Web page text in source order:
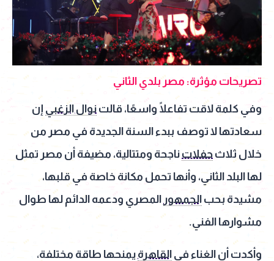
تصريحات مؤثرة: مصر بلدي الثاني
وفي كلمة لاقت تفاعلًا واسعًا، قالت نوال الزغبي إن
سعادتها لا توصف ببدء السنة الجديدة في مصر من
خلال ثلاث حفلات ناجحة ومتتالية، مضيفة أن مصر تمثل
لها البلد الثاني، وأنها تحمل مكانة خاصة في قلبها،
مشيدة بحب الجمهور المصري ودعمه الدائم لها طوال
مشوارها الفني.
وأكدت أن الغناء في القاهرة يمنحها طاقة مختلفة،